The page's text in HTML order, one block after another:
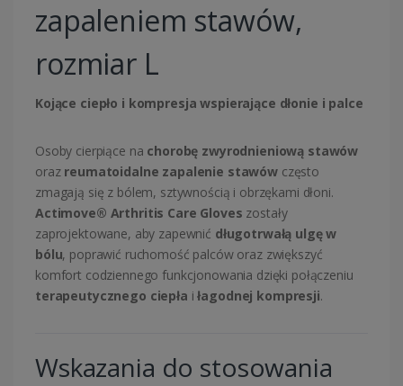
zapaleniem stawów,
rozmiar L
Kojące ciepło i kompresja wspierające dłonie i palce
Osoby cierpiące na chorobę zwyrodnieniową stawów
oraz reumatoidalne zapalenie stawówczęsto
zmagają się z bólem, sztywnością i obrzękami dłoni.
Actimove® Arthritis Care Gloves zostały
zaprojektowane, aby zapewnić długotrwałą ulgę w
bólu, poprawić ruchomość palców oraz zwiększyć
komfort codziennego funkcjonowania dzięki połączeniu
terapeutycznego ciepła iłagodnej kompresji.
Wskazania do stosowania